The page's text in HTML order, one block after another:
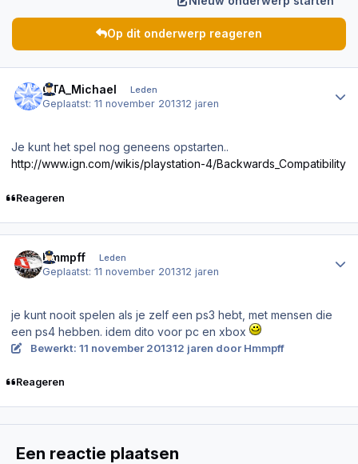
Op dit onderwerp reageren
GTA_Michael Leden
Geplaatst:11 november 201312 jaren
Je kunt het spel nog geneens opstarten..
http://www.ign.com/wikis/playstation-4/Backwards_Compatibility
Reageren
Hmmpff Leden
Geplaatst:11 november 201312 jaren
je kunt nooit spelen als je zelf een ps3 hebt, met mensen die
een ps4 hebben. idem dito voor pc en xbox
Bewerkt: 11 november 201312 jaren door Hmmpff
Reageren
Een reactie plaatsen